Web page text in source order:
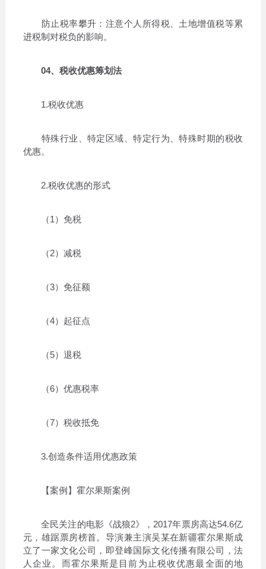
防止税率攀升：注意个人所得税、土地增值税等累
进税制对税负的影响。
04、税收优惠筹划法
1.税收优惠
特殊行业、特定区域、特定行为、特殊时期的税收
优惠。
2.税收优惠的形式
（1）免税
（2）减税
（3）免征额
（4）起征点
（5）退税
（6）优惠税率
（7）税收抵免
3.创造条件适用优惠政策
【案例】霍尔果斯案例
全民关注的电影《战狼2》，2017年票房高达54.6亿
元，雄踞票房榜首。导演兼主演吴某在新疆霍尔果斯成
立了一家文化公司，即登峰国际文化传播有限公司，法
人企业。而霍尔果斯是目前为止税收优惠最全面的地